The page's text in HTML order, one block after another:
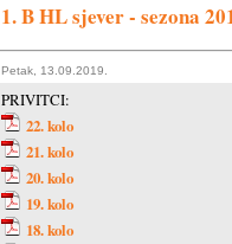
1. B HL sjever - sezona
Petak, 13.09.2019.
PRIVITCI:
22. kolo
21. kolo
20. kolo
19. kolo
18. kolo